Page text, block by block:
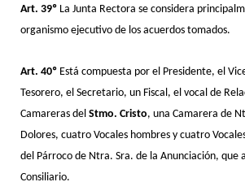
Art. 39º La Junta Rectora se considera
organismo ejecutivo de los acuerdos tomados.
Art. 40º Está compuesta por el Presidente, el
Tesorero, el Secretario, un Fiscal, el vocal de
Camareras del Stmo. Cristo, una Camarera de
Dolores, cuatro Vocales hombres y cuatro
del Párroco de Ntra. Sra. de la Anunciación, que
Consiliario.